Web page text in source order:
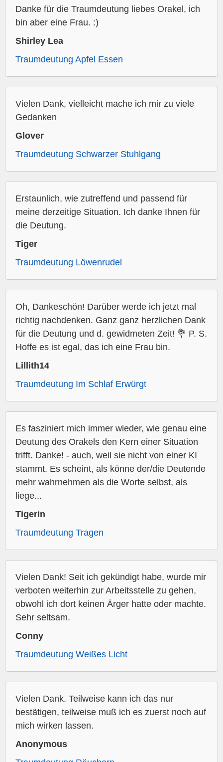
Danke für die Traumdeutung liebes Orakel, ich
bin aber eine Frau. :)
Shirley Lea
Traumdeutung Apfel Essen
Vielen Dank, vielleicht mache ich mir zu viele
Gedanken
Glover
Traumdeutung Schwarzer Stuhlgang
Erstaunlich, wie zutreffend und passend für
meine derzeitige Situation. Ich danke Ihnen für
die Deutung.
Tiger
Traumdeutung Löwenrudel
Oh, Dankeschön! Darüber werde ich jetzt mal
richtig nachdenken. Ganz ganz herzlichen Dank
für die Deutung und d. gewidmeten Zeit! 💐 P. S.
Hoffe es ist egal, das ich eine Frau bin.
Lillith14
Traumdeutung Im Schlaf Erwürgt
Es fasziniert mich immer wieder, wie genau eine
Deutung des Orakels den Kern einer Situation
trifft. Danke! - auch, weil sie nicht von einer KI
stammt. Es scheint, als könne der/die Deutende
mehr wahrnehmen als die Worte selbst, als
liege...
Tigerin
Traumdeutung Tragen
Vielen Dank! Seit ich gekündigt habe, wurde mir
verboten weiterhin zur Arbeitsstelle zu gehen,
obwohl ich dort keinen Ärger hatte oder machte.
Sehr seltsam.
Conny
Traumdeutung Weißes Licht
Vielen Dank. Teilweise kann ich das nur
bestätigen, teilweise muß ich es zuerst noch auf
mich wirken lassen.
Anonymous